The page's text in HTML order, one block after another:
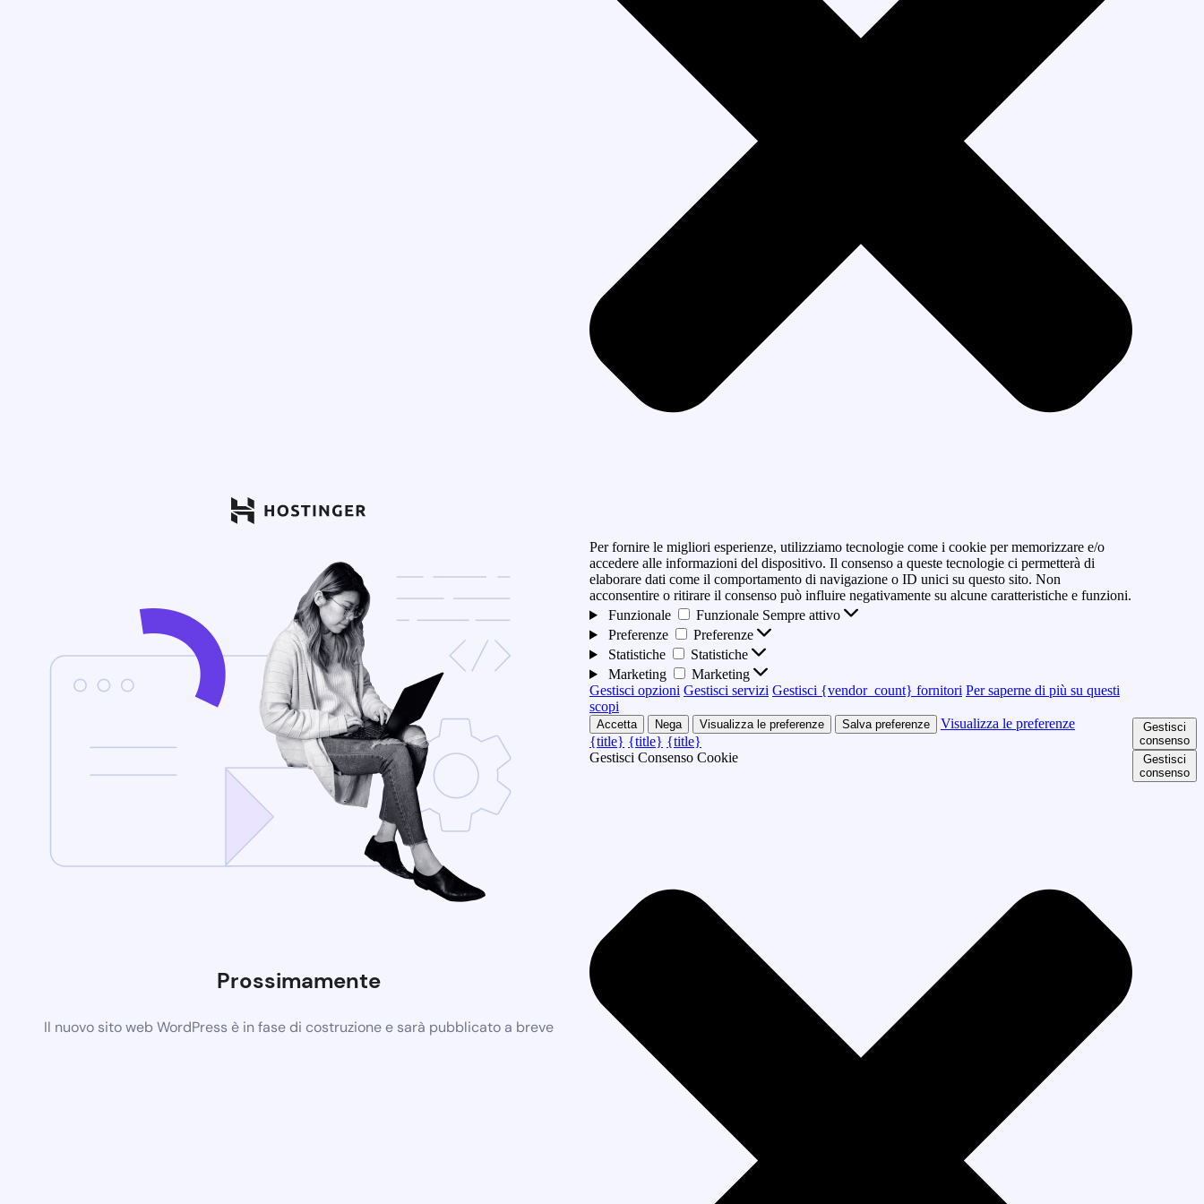
Prossimamente
Il nuovo sito web WordPress è in fase di costruzione e sarà pubblicato a breve
Per fornire le migliori esperienze, utilizziamo tecnologie come i cookie per memorizzare e/o
accedere alle informazioni del dispositivo. Il consenso a queste tecnologie ci permetterà di
elaborare dati come il comportamento di navigazione o ID unici su questo sito. Non
acconsentire o ritirare il consenso può influire negativamente su alcune caratteristiche e funzioni.
Funzionale
Funzionale Sempre attivo
Preferenze
Preferenze
Statistiche
Statistiche
Marketing
Marketing
Gestisci opzioni Gestisci servizi Gestisci {vendor_count} fornitori Per saperne di più su questi
scopi
Accetta Nega Visualizza le preferenze Salva preferenze
Visualizza le preferenze
{title} {title} {title}
Gestisci Consenso Cookie
Gestisci
consenso
Gestisci
consenso